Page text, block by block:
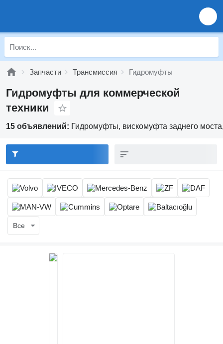
Запчасти Трансмиссия Гидромуфты
Гидромуфты для коммерческой
техники
15 объявлений: Гидромуфты, вискомуфта заднего
Все